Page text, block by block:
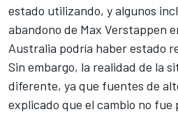
estado utilizando, y algunos
abandono de Max Verstappen
Australia podría haber estado
Sin embargo, la realidad de la
diferente, ya que fuentes de
explicado que el cambio no fue